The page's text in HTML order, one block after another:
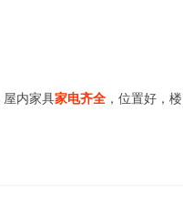
屋内家具家电齐全 ，位置好，楼